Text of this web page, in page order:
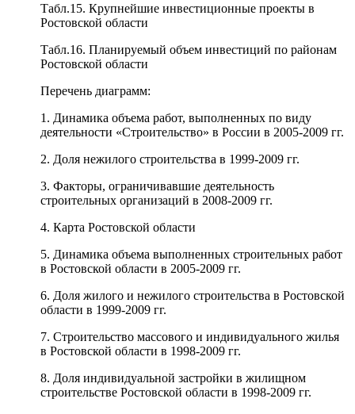
Табл.15. Крупнейшие инвестиционные проекты в
Ростовской области
Табл.16. Планируемый объем инвестиций по районам
Ростовской области
Перечень диаграмм:
1. Динамика объема работ, выполненных по виду
деятельности «Строительство» в России в 2005-2009 гг.
2. Доля нежилого строительства в 1999-2009 гг.
3. Факторы, ограничивавшие деятельность
строительных организаций в 2008-2009 гг.
4. Карта Ростовской области
5. Динамика объема выполненных строительных работ
в Ростовской области в 2005-2009 гг.
6. Доля жилого и нежилого строительства в Ростовской
области в 1999-2009 гг.
7. Строительство массового и индивидуального жилья
в Ростовской области в 1998-2009 гг.
8. Доля индивидуальной застройки в жилищном
строительстве Ростовской области в 1998-2009 гг.